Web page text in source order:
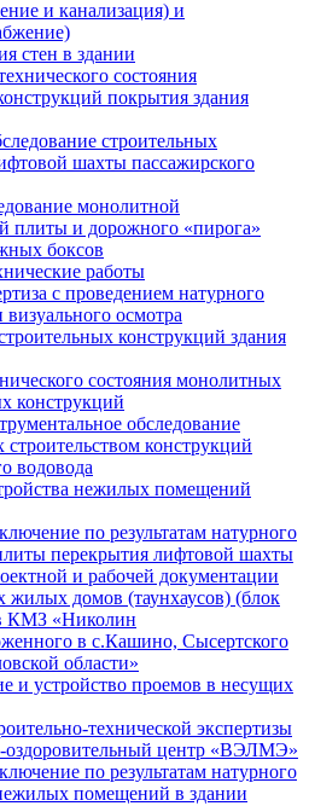
и канализация) и
стен в здании
состояния
покрытия здания
строительных
шахты пассажирского
монолитной
плиты и дорожного «пирога»
боксов
работы
с проведением натурного
визуального осмотра
конструкций здания
состояния монолитных
конструкций
обследование
конструкций
водовода
нежилых помещений
по результатам натурного
перекрытия лифтовой шахты
и рабочей документации
жилых домов (таунхаусов) (блок
КМЗ «Николин
в с.Кашино, Сысертского
области»
и устройство проемов в несущих
технической экспертизы
оздоровительный центр «ВЭЛМЭ»
по результатам натурного
помещений в здании